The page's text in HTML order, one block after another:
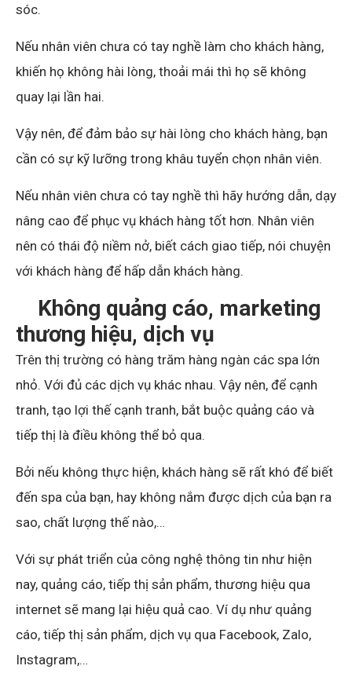
sóc.
Nếu nhân viên chưa có tay nghề làm cho khách hàng,
khiến họ không hài lòng, thoải mái thì họ sẽ không
quay lại lần hai.
Vậy nên, để đảm bảo sự hài lòng cho khách hàng, bạn
cần có sự kỹ lưỡng trong khâu tuyển chọn nhân viên.
Nếu nhân viên chưa có tay nghề thì hãy hướng dẫn, dạy
nâng cao để phục vụ khách hàng tốt hơn. Nhân viên
nên có thái độ niềm nở, biết cách giao tiếp, nói chuyện
với khách hàng để hấp dẫn khách hàng.
Không quảng cáo, marketing
thương hiệu, dịch vụ
Trên thị trường có hàng trăm hàng ngàn các spa lớn
nhỏ. Với đủ các dịch vụ khác nhau. Vậy nên, để cạnh
tranh, tạo lợi thế cạnh tranh, bắt buộc quảng cáo và
tiếp thị là điều không thể bỏ qua.
Bởi nếu không thực hiện, khách hàng sẽ rất khó để biết
đến spa của bạn, hay không nắm được dịch của bạn ra
sao, chất lượng thế nào,…
Với sự phát triển của công nghệ thông tin như hiện
nay, quảng cáo, tiếp thị sản phẩm, thương hiệu qua
internet sẽ mang lại hiệu quả cao. Ví dụ như quảng
cáo, tiếp thị sản phẩm, dịch vụ qua Facebook, Zalo,
Instagram,…